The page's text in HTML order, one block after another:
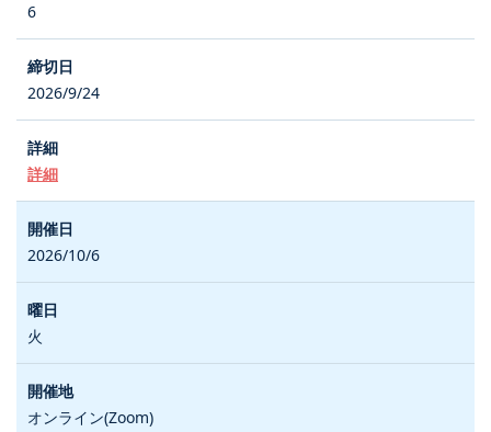
6
2026/9/24
詳細
2026/10/6
火
オンライン(Zoom)